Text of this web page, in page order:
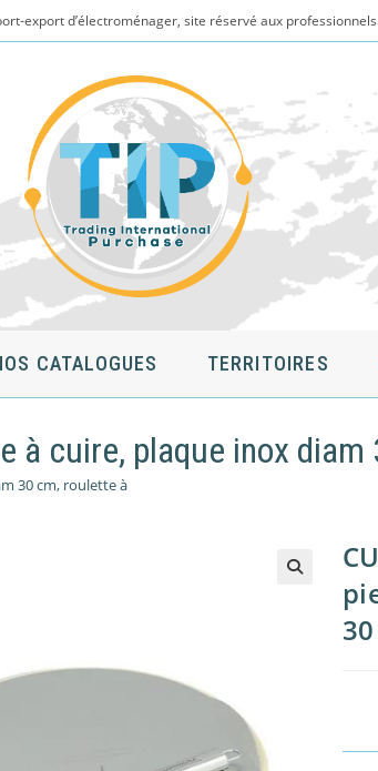
export d’électroménager, site réservé aux
CATALOGUES TERRITOIRES
à cuire, plaque inox
30 cm, roulette à